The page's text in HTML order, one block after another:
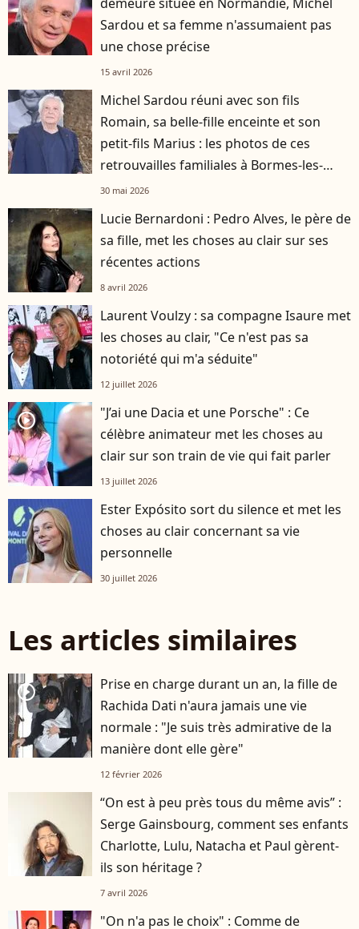
Sardou et sa femme n'assumaient pas
une chose précise
15 avril 2026
Michel Sardou réuni avec son fils
Romain, sa belle-fille enceinte et son
petit-fils Marius : les photos de ces
retrouvailles familiales à Bormes-les-
Mimosas
30 mai 2026
Lucie Bernardoni : Pedro Alves, le père de
sa fille, met les choses au clair sur ses
récentes actions
8 avril 2026
Laurent Voulzy : sa compagne Isaure met
les choses au clair, "Ce n'est pas sa
notoriété qui m'a séduite"
12 juillet 2026
player2
"J’ai une Dacia et une Porsche" : Ce
célèbre animateur met les choses au
clair sur son train de vie qui fait parler
13 juillet 2026
Ester Expósito sort du silence et met les
choses au clair concernant sa vie
personnelle
30 juillet 2026
Les articles similaires
player2
Prise en charge durant un an, la fille de
Rachida Dati n'aura jamais une vie
normale : "Je suis très admirative de la
manière dont elle gère"
12 février 2026
“On est à peu près tous du même avis” :
Serge Gainsbourg, comment ses enfants
Charlotte, Lulu, Natacha et Paul gèrent-
ils son héritage ?
7 avril 2026
"On n'a pas le choix" : Comme de